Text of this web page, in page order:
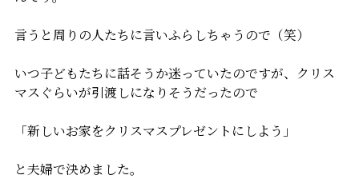
言うと周りの人たちに言いふらしちゃうので（笑）
いつ子どもたちに話そうか迷っていたのですが、クリス
マスぐらいが引渡しになりそうだったので
「新しいお家をクリスマスプレゼントにしよう」
と夫婦で決めました。